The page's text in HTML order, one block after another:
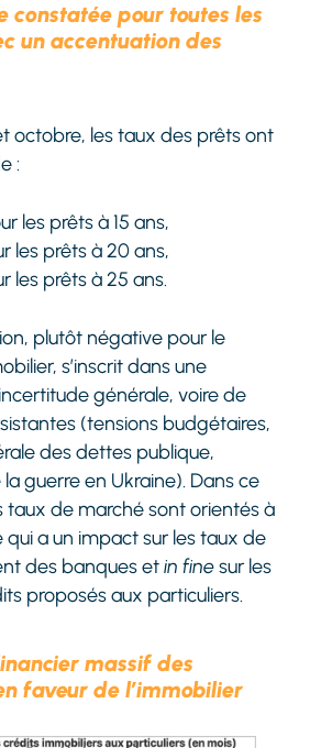
constatée pour toutes les
un accentuation des
octobre, les taux des prêts ont
:
les prêts à 15 ans,
les prêts à 20 ans,
les prêts à 25 ans.
plutôt négative pour le
s’inscrit dans une
générale, voire de
(tensions budgétaires,
des dettes publique,
guerre en Ukraine). Dans ce
taux de marché sont orientés à
qui a un impact sur les taux de
des banques etin finesur les
proposés aux particuliers.
massif des
faveur de l’immobilier